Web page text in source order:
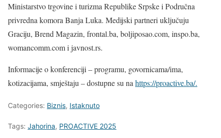
Ministarstvo trgovine i turizma Republike Srpske i Područna
privredna komora Banja Luka. Medijski partneri uključuju
Graciju, Brend Magazin, frontal.ba, boljiposao.com, inspo.ba,
womancomm.com i javnost.rs.
Informacije o konferenciji – programu, govornicama/ima,
kotizacijama, smještaju – dostupne su na https://proactive.ba/.
Categories: Biznis, Istaknuto
Tags: Jahorina, PROACTIVE 2025